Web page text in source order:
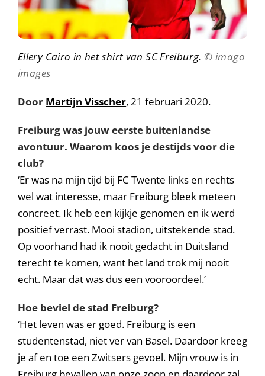
Ellery Cairo in het shirt van SC Freiburg. © imago
images
Door Martijn Visscher, 21 februari 2020.
Freiburg was jouw eerste buitenlandse
avontuur. Waarom koos je destijds voor die
club?
‘Er was na mijn tijd bij FC Twente links en rechts
wel wat interesse, maar Freiburg bleek meteen
concreet. Ik heb een kijkje genomen en ik werd
positief verrast. Mooi stadion, uitstekende stad.
Op voorhand had ik nooit gedacht in Duitsland
terecht te komen, want het land trok mij nooit
echt. Maar dat was dus een vooroordeel.’
Hoe beviel de stad Freiburg?
‘Het leven was er goed. Freiburg is een
studentenstad, niet ver van Basel. Daardoor kreeg
je af en toe een Zwitsers gevoel. Mijn vrouw is in